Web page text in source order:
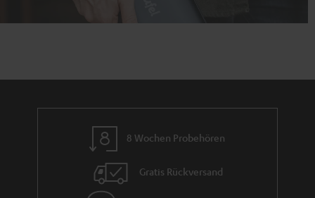
8 Wochen Probehören
Gratis Rückversand